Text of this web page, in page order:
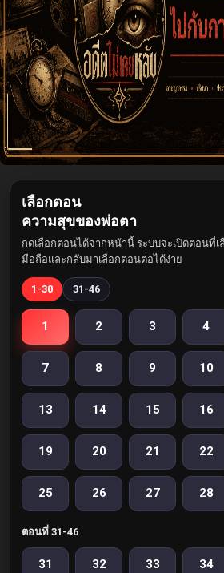
เลือกตอน
ความสุขของพ่อตา
กดเลือกตอนได้จากหน้านี้ ระบบจะเปิดตอนที่
มือถือและกลับมาเลือกตอนต่อได้ง่าย
1-30 31-46
1 2 3 4
7 8 9 10
13 14 15 16
19 20 21 22
25 26 27 28
ตอนที่ 31-46
31 32 33 34